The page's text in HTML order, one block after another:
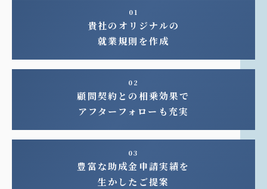
01
貴社のオリジナルの
就業規則を作成
02
顧問契約との相乗効果で
アフターフォローも充実
03
豊富な助成金申請実績を
生かしたご提案